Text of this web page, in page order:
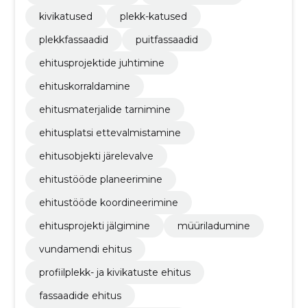
kivikatused
plekk-katused
plekkfassaadid
puitfassaadid
ehitusprojektide juhtimine
ehituskorraldamine
ehitusmaterjalide tarnimine
ehitusplatsi ettevalmistamine
ehitusobjekti järelevalve
ehitustööde planeerimine
ehitustööde koordineerimine
ehitusprojekti jälgimine
müüriladumine
vundamendi ehitus
profiilplekk- ja kivikatuste ehitus
fassaadide ehitus